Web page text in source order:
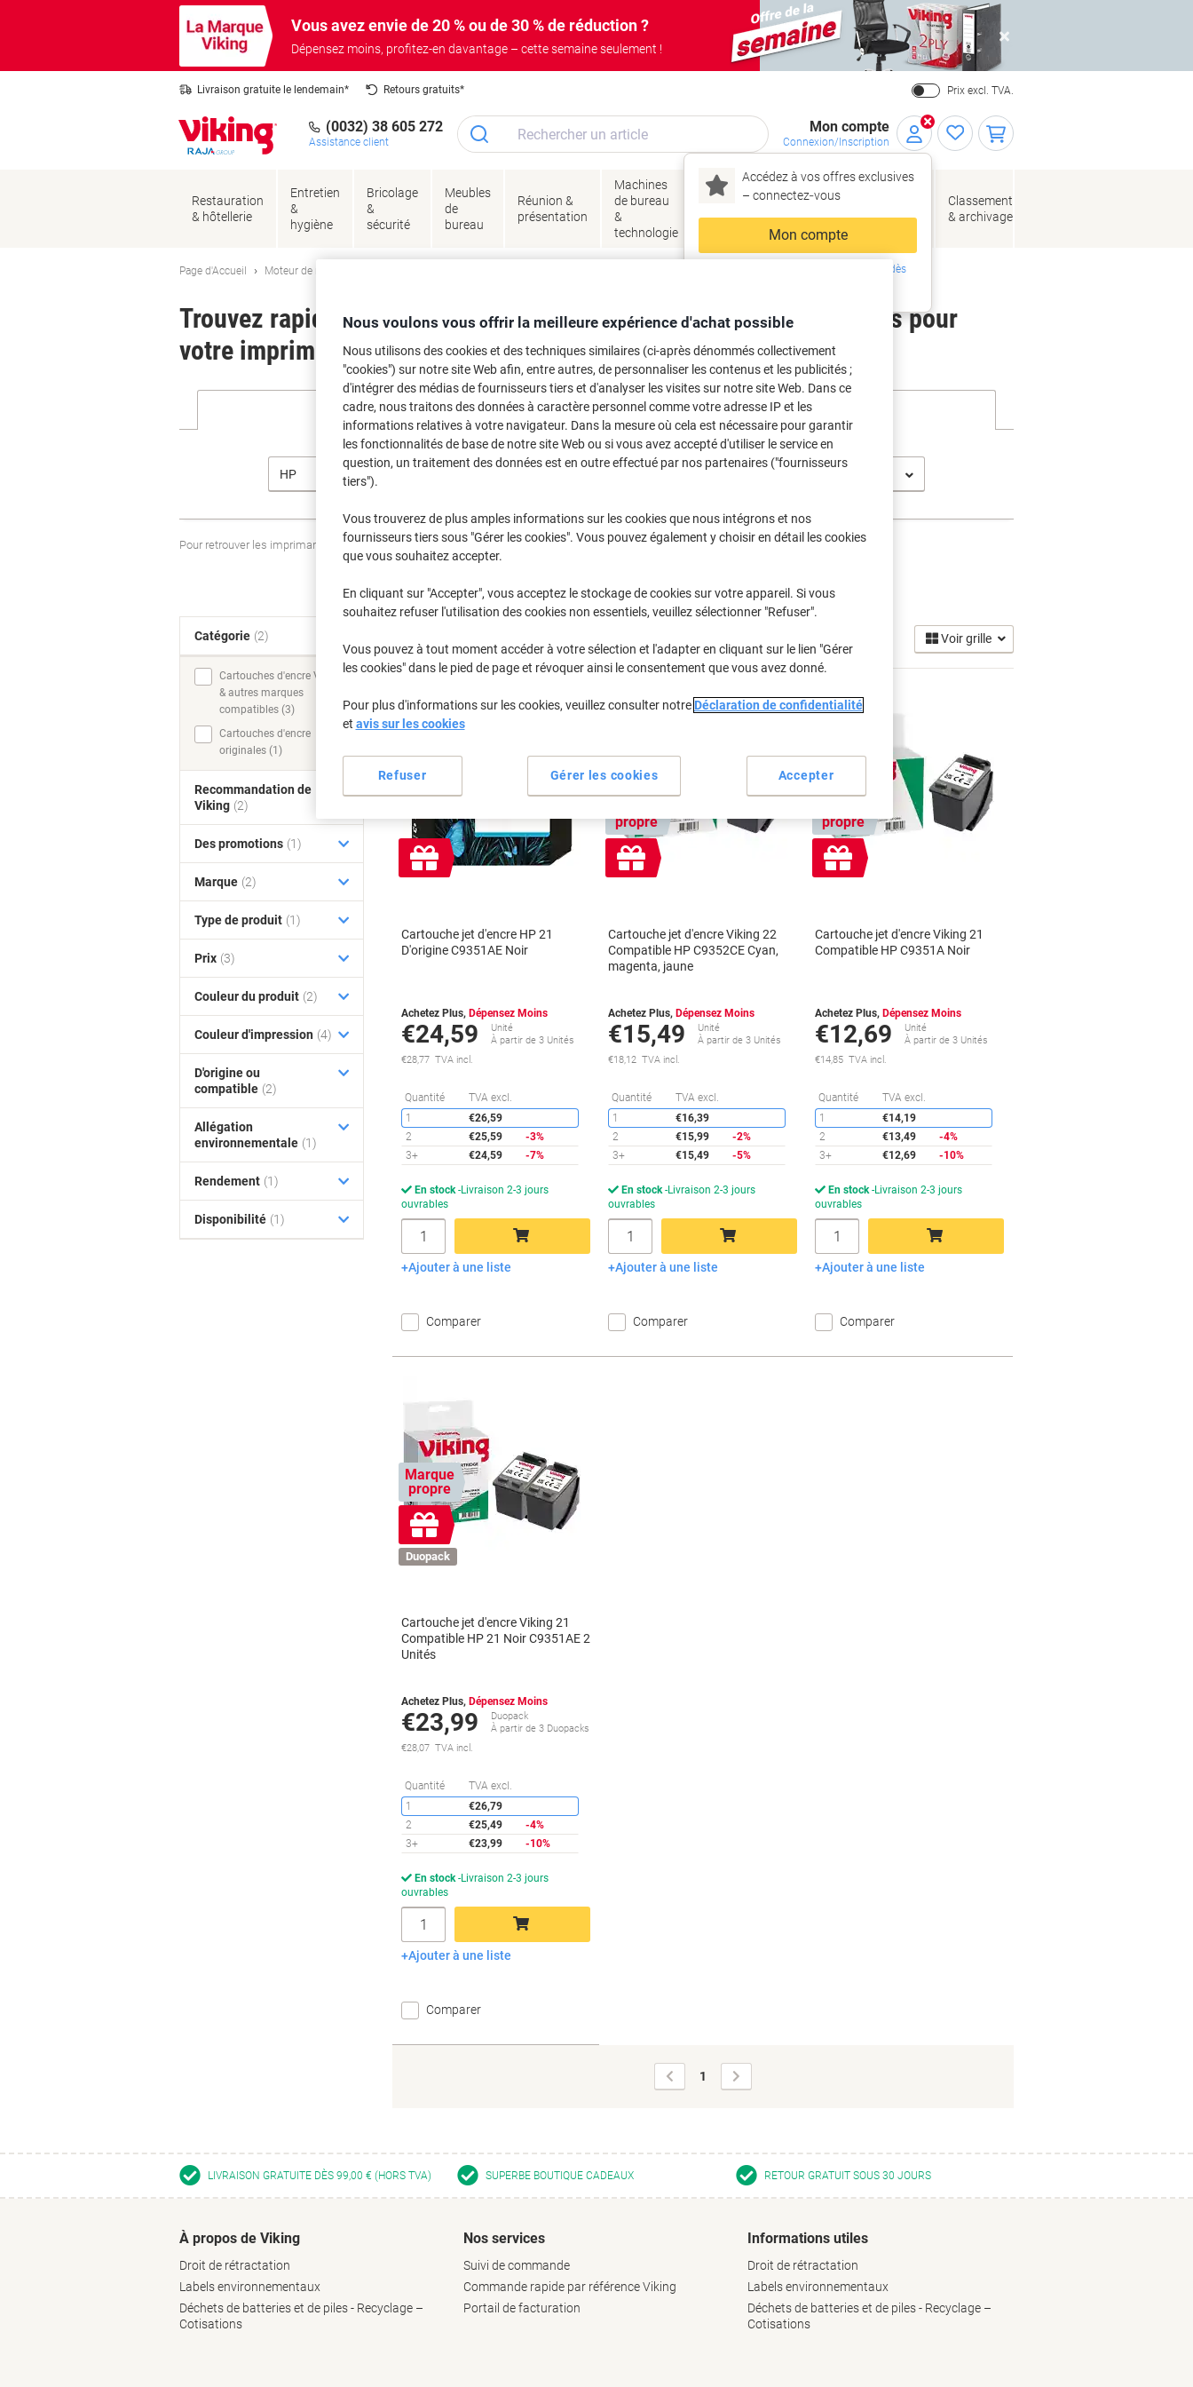
Vous avez envie de 20 % ou de 30 % de réduction ?
Dépensez moins, profitez-en davantage – cette semaine seulement !
Close
Livraison gratuite le lendemain* Retours gratuits* Prix excl. TVA.
(0032) 38 605 272
Assistance client
Mon compte
Connexion/Inscription
Accédez à vos offres exclusives
– connectez‑vous
Mon compte
Inscrivez-vous dès
Restauration
& hôtellerie
Entretien
&
hygiène
Bricolage
&
sécurité
Meubles
de
bureau
Réunion &
présentation
Machines
de bureau
&
technologie
Encres
Papier,
enveloppes
&
emballage
de bureau
Classement
& archivage
Page d'Accueil Moteur de recherche d'encre et toner
Trouvez rapidement les cartouches d'encre, toners ou les étiquettes pour
votre imprimante.
Sélectionner la marque, la gamme et le modèle
HP HP Deskjet D 1341
Pour retrouver les imprimantes listées et/ou les cartouches précédemment achetéesSe connecter
HP Deskjet D 1341 Cartouches Jet Encre (4)
Voir grille
Cadeau
gratuit
Cartouche jet d'encre HP 21
D'origine C9351AE Noir
Achetez Plus, Dépensez Moins
€24,59
Unité
À partir de 3 Unités
€28,77 TVA incl.
Quantité TVA excl.
Économies
1
€26,59
2
€25,59
-3%
3+
€24,59 -7%
En stock Livraison 2-3 jours
ouvrables
Quantité
Ajouter au panier
Ajouter à une liste
Comparer
propre
Cadeau
gratuit
Cartouche jet d'encre Viking 22
Compatible HP C9352CE Cyan,
magenta, jaune
Achetez Plus, Dépensez Moins
€15,49
Unité
À partir de 3 Unités
€18,12 TVA incl.
Quantité TVA excl.
Économies
1
€16,39
2
€15,99
-2%
3+
€15,49 -5%
En stock Livraison 2-3 jours
ouvrables
Quantité
Ajouter au panier
Ajouter à une liste
Comparer
propre
Cadeau
gratuit
Cartouche jet d'encre Viking 21
Compatible HP C9351A Noir
Achetez Plus, Dépensez Moins
€12,69
Unité
À partir de 3 Unités
€14,85 TVA incl.
Quantité TVA excl.
1
€14,19
2
€13,49
-4%
3+
€12,69 -10%
En stock Livraison 2-3 jours
ouvrables
Quantité
Ajouter au panier
Ajouter à une liste
Comparer
Marque
propre
Cadeau
gratuit
Duopack
Cartouche jet d'encre Viking 21
Compatible HP 21 Noir C9351AE 2
Unités
Achetez Plus, Dépensez Moins
€23,99
Duopack
À partir de 3 Duopacks
€28,07 TVA incl.
Quantité TVA excl.
1
€26,79
2
€25,49
-4%
3+
€23,99 -10%
En stock Livraison 2-3 jours
ouvrables
Quantité
Ajouter au panier
Ajouter à une liste
Comparer
Page
précédente
1
suivante
Catégorie (2)
Cartouches d'encre Viking
& autres marques
compatibles (3)
Cartouches d'encre
originales (1)
Recommandation de
Viking (2)
Des promotions (1)
Marque (2)
Type de produit (1)
Prix (3)
Couleur du produit (2)
Couleur d'impression (4)
D'origine ou
compatible (2)
Allégation
environnementale (1)
Rendement (1)
Disponibilité (1)
LIVRAISON GRATUITE DÈS 99,00 € (HORS TVA) SUPERBE BOUTIQUE CADEAUX RETOUR GRATUIT SOUS 30 JOURS
À propos de Viking
Droit de rétractation
Labels environnementaux
Déchets de batteries et de piles - Recyclage –
Cotisations
Nos services
Suivi de commande
Commande rapide par référence Viking
Portail de facturation
Informations utiles
Droit de rétractation
Labels environnementaux
Déchets de batteries et de piles - Recyclage –
Cotisations
Nous voulons vous offrir la meilleure expérience d'achat possible
Nous utilisons des cookies et des techniques similaires (ci-après dénommés collectivement
"cookies") sur notre site Web afin, entre autres, de personnaliser les contenus et les publicités ;
d'intégrer des médias de fournisseurs tiers et d'analyser les visites sur notre site Web. Dans ce
cadre, nous traitons des données à caractère personnel comme votre adresse IP et les
informations relatives à votre navigateur. Dans la mesure où cela est nécessaire pour garantir
les fonctionnalités de base de notre site Web ou si vous avez accepté d'utiliser le service en
question, un traitement des données est en outre effectué par nos partenaires ("fournisseurs
tiers").
Vous trouverez de plus amples informations sur les cookies que nous intégrons et nos
fournisseurs tiers sous "Gérer les cookies". Vous pouvez également y choisir en détail les cookies
que vous souhaitez accepter.
En cliquant sur "Accepter", vous acceptez le stockage de cookies sur votre appareil. Si vous
souhaitez refuser l'utilisation des cookies non essentiels, veuillez sélectionner "Refuser".
Vous pouvez à tout moment accéder à votre sélection et l'adapter en cliquant sur le lien "Gérer
les cookies" dans le pied de page et révoquer ainsi le consentement que vous avez donné.
Pour plus d'informations sur les cookies, veuillez consulter notre Déclaration de confidentialité
et avis sur les cookies
Gérer les cookies
Refuser Accepter